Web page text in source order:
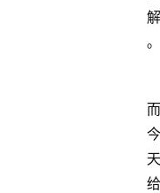
解
。
而
今
天
给